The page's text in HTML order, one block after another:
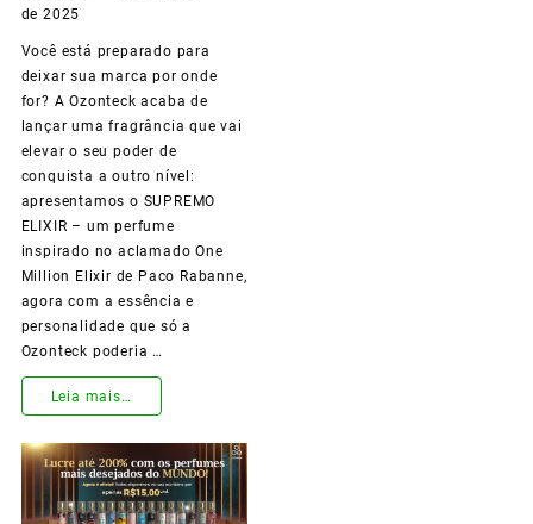
de 2025
Você está preparado para
deixar sua marca por onde
for? A Ozonteck acaba de
lançar uma fragrância que vai
elevar o seu poder de
conquista a outro nível:
apresentamos o SUPREMO
ELIXIR – um perfume
inspirado no aclamado One
Million Elixir de Paco Rabanne,
agora com a essência e
personalidade que só a
Ozonteck poderia …
o
SUPREMO
Leia mais…